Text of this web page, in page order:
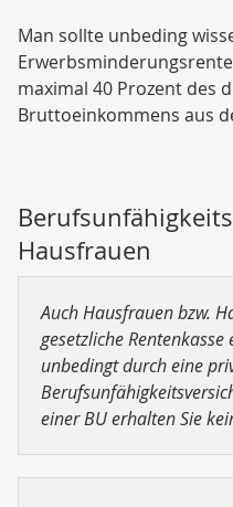
Man sollte unbeding
maximal 40 Prozent des
Bruttoeinkommens aus
Hausfrauen
Auch Hausfrauen bzw.
gesetzliche
unbedingt durch eine
einer BU erhalten Sie